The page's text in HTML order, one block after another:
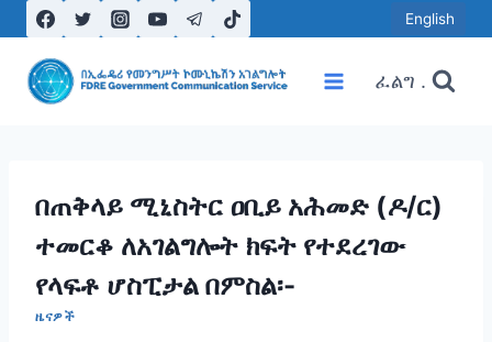
to
content
English
ፈልግ .
በጠቅላይ ሚኒስትር ዐቢይ አሕመድ (ዶ/ር)
ተመርቆ ለአገልግሎት ክፍት የተደረገው
የላፍቶ ሆስፒታል በምስል፡-
ዜናዎች